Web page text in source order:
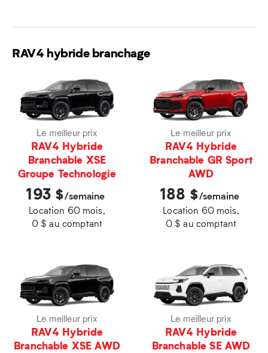
RAV4 hybride branchage
Le meilleur prix
RAV4 Hybride
Branchable XSE
Groupe Technologie
193 $/semaine
Location 60 mois,
0 $ au comptant
Le meilleur prix
RAV4 Hybride
Branchable GR Sport
AWD
188 $/semaine
Location 60 mois,
0 $ au comptant
Le meilleur prix
RAV4 Hybride
Branchable XSE AWD
Le meilleur prix
RAV4 Hybride
Branchable SE AWD